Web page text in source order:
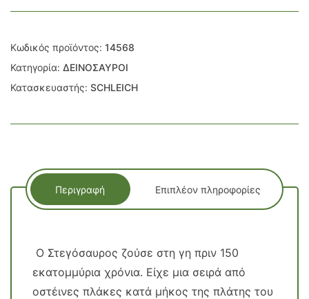
Κωδικός προϊόντος: 14568
Κατηγορία: ΔΕΙΝΟΣΑΥΡΟΙ
Κατασκευαστής: SCHLEICH
Περιγραφή Επιπλέον πληροφορίες
Ο Στεγόσαυρος ζούσε στη γη πριν 150
εκατομμύρια χρόνια. Είχε μια σειρά από
οστέινες πλάκες κατά μήκος της πλάτης του